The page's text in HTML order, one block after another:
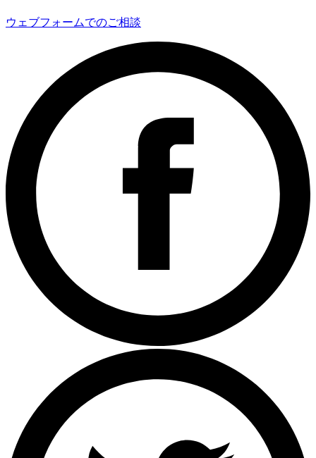
ウェブフォームでのご相談